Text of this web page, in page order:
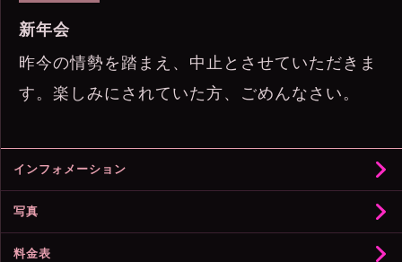
新年会
昨今の情勢を踏まえ、中止とさせていただきま
す。楽しみにされていた方、ごめんなさい。
インフォメーション
写真
料金表